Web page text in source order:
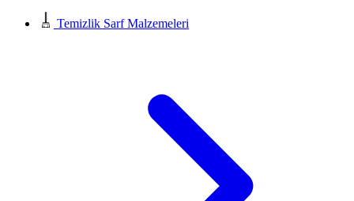
Temizlik Sarf Malzemeleri